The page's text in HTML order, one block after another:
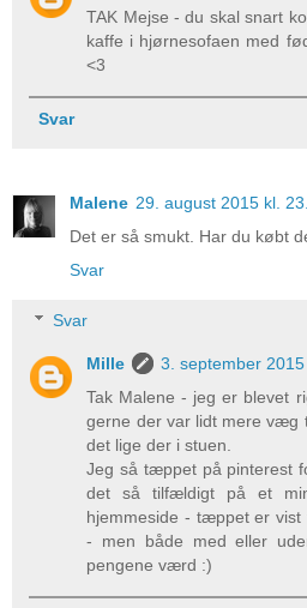
TAK Mejse - du skal snart
kaffe i hjørnesofaen med
<3
Svar
Malene 29. august 2015 kl.
Det er så smukt. Har du købt
Svar
Svar
Mille
3. september
Tak Malene - jeg er blevet
gerne der var lidt mere
det lige der i stuen.
Jeg så tæppet på pinterest
det så tilfældigt på et
hjemmeside - tæppet er vist
- men både med eller
pengene værd :)